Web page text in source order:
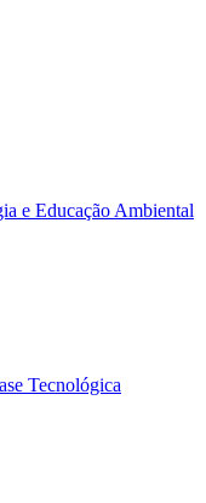
e Educação Ambiental
Tecnológica